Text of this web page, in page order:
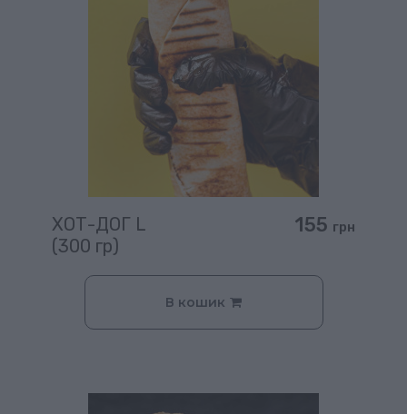
ХОТ-ДОГ L
(300 гр)
155 грн
В кошик